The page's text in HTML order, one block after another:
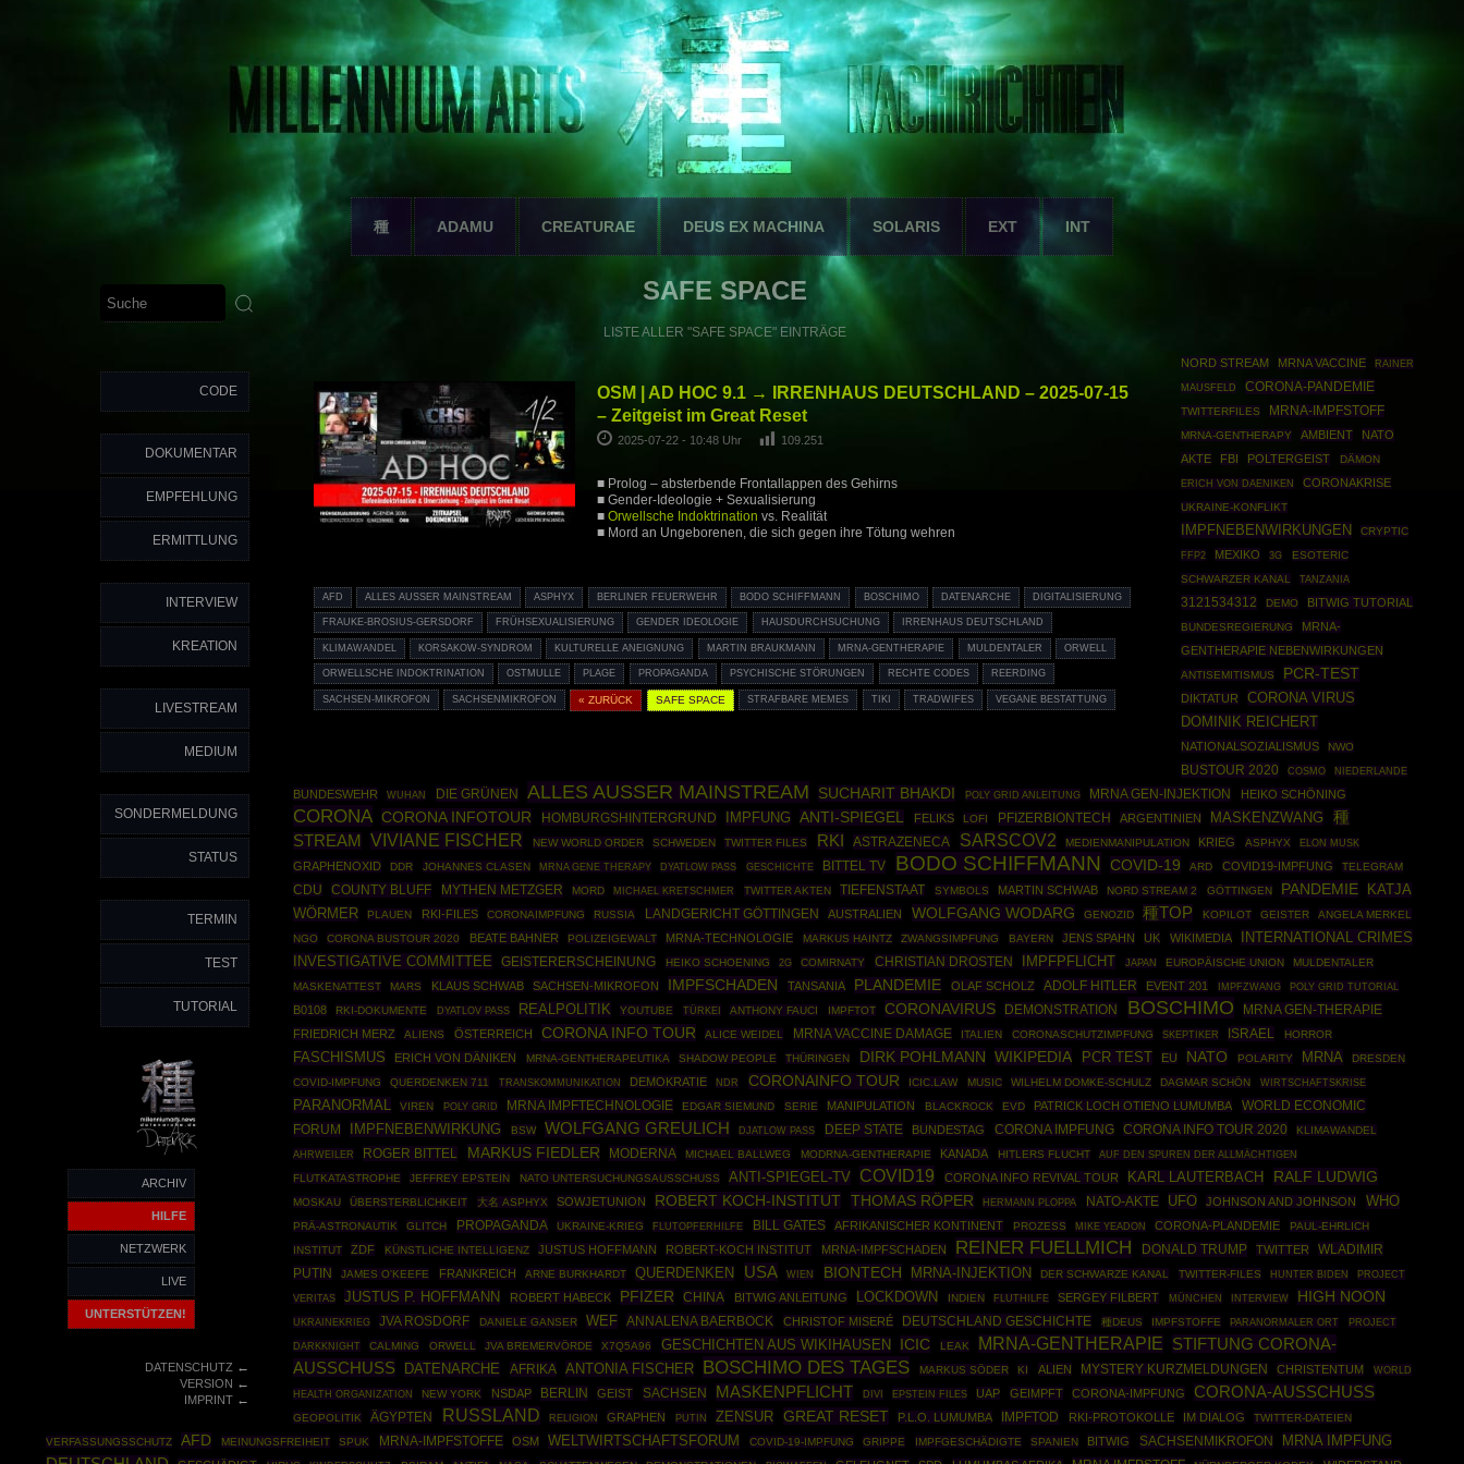
種 ADAMU CREATURAE DEUS EX MACHINA SOLARIS EXT INT
CODE
DOKUMENTAR
EMPFEHLUNG
ERMITTLUNG
INTERVIEW
KREATION
LIVESTREAM
MEDIUM
SONDERMELDUNG
STATUS
TERMIN
TEST
TUTORIAL
ARCHIV
HILFE
NETZWERK
LIVE
UNTERSTÜTZEN!
DATENSCHUTZ←
VERSION ←
IMPRINT←
SAFE SPACE
LISTE ALLER "SAFE SPACE" EINTRÄGE
OSM | AD HOC 9.1 → IRRENHAUS DEUTSCHLAND – 2025-07-15
– Zeitgeist im Great Reset
2025-07-22 - 10:48 Uhr 109.251
■ Prolog – absterbende Frontallappen des Gehirns
■ Gender-Ideologie + Sexualisierung
■ Orwellsche Indoktrination vs. Realität
■ Mord an Ungeborenen, die sich gegen ihre Tötung wehren
AFD ALLES AUSSER MAINSTREAM ASPHYX BERLINER FEUERWEHR BODO SCHIFFMANN BOSCHIMO DATENARCHE DIGITALISIERUNG
FRAUKE-BROSIUS-GERSDORF FRÜHSEXUALISIERUNG GENDER IDEOLOGIE HAUSDURCHSUCHUNG IRRENHAUS DEUTSCHLAND
KLIMAWANDEL KORSAKOW-SYNDROM KULTURELLE ANEIGNUNG MARTIN BRAUKMANN MRNA-GENTHERAPIE MULDENTALER ORWELL
ORWELLSCHE INDOKTRINATION OSTMULLE PLAGE PROPAGANDA PSYCHISCHE STÖRUNGEN RECHTE CODES REERDING
SACHSEN-MIKROFON SACHSENMIKROFON « ZURÜCK SAFE SPACE STRAFBARE MEMES TIKI TRADWIFES VEGANE BESTATTUNG
NORD STREAM MRNA VACCINE
RAINER
MAUSFELD
CORONA-PANDEMIE
TWITTERFILES MRNA-IMPFSTOFF
MRNA-GENTHERAPY AMBIENT
NATO
AKTE
FBI POLTERGEIST DÄMON
ERICH VON DAENIKEN CORONAKRISE
UKRAINE-KONFLIKT
IMPFNEBENWIRKUNGEN
CRYPTIC
FFP2
MEXIKO 3G
ESOTERIC
SCHWARZER KANAL
TANZANIA
3121534312 DEMO BITWIG TUTORIAL
BUNDESREGIERUNG
MRNA-
GENTHERAPIE NEBENWIRKUNGEN
ANTISEMITISMUS PCR-TEST
DIKTATUR
CORONA VIRUS
DOMINIK REICHERT
NATIONALSOZIALISMUS NWO
BUSTOUR 2020 COSMO NIEDERLANDE
BUNDESWEHR WUHAN DIE GRÜNEN ALLES AUSSER MAINSTREAM SUCHARIT BHAKDI POLY GRID ANLEITUNG MRNA GEN-INJEKTION HEIKO SCHÖNING
CORONA CORONA INFOTOUR HOMBURGSHINTERGRUND IMPFUNG ANTI-SPIEGEL FELIKS LOFI PFIZERBIONTECH ARGENTINIEN MASKENZWANG
種
STREAM
VIVIANE FISCHER NEW WORLD ORDER SCHWEDEN TWITTER FILES RKI ASTRAZENECA SARSCOV2 MEDIENMANIPULATION KRIEG ASPHYX ELON MUSK
GRAPHENOXID DDR JOHANNES CLASEN MRNA GENE THERAPY DYATLOW PASS GESCHICHTE BITTEL TV BODO SCHIFFMANN COVID-19 ARD COVID19-IMPFUNG TELEGRAM
CDU COUNTY BLUFF MYTHEN METZGER MORD MICHAEL KRETSCHMER TWITTER AKTEN TIEFENSTAAT SYMBOLS MARTIN SCHWAB NORD STREAM 2 GÖTTINGEN PANDEMIE
KATJA
WÖRMER
PLAUEN RKI-FILES CORONAIMPFUNG RUSSIA LANDGERICHT GÖTTINGEN AUSTRALIEN WOLFGANG WODARG GENOZID 種TOP KOPILOT GEISTER
ANGELA MERKEL
NGO
CORONA BUSTOUR 2020 BEATE BAHNER POLIZEIGEWALT MRNA-TECHNOLOGIE MARKUS HAINTZ ZWANGSIMPFUNG BAYERN JENS SPAHN UK WIKIMEDIA
INTERNATIONAL CRIMES
INVESTIGATIVE COMMITTEE
GEISTERERSCHEINUNG HEIKO SCHOENING 2G COMIRNATY CHRISTIAN DROSTEN IMPFPFLICHT JAPAN EUROPÄISCHE UNION
MULDENTALER
MASKENATTEST
MARS KLAUS SCHWAB SACHSEN-MIKROFON IMPFSCHADEN TANSANIA PLANDEMIE OLAF SCHOLZ ADOLF HITLER EVENT 201 IMPFZWANG POLY GRID TUTORIAL
B0108 RKI-DOKUMENTE DYATLOV PASS REALPOLITIK YOUTUBE TÜRKEI ANTHONY FAUCI IMPFTOT CORONAVIRUS DEMONSTRATION BOSCHIMO MRNA GEN-THERAPIE
FRIEDRICH MERZ ALIENS ÖSTERREICH CORONA INFO TOUR ALICE WEIDEL MRNA VACCINE DAMAGE ITALIEN CORONASCHUTZIMPFUNG SKEPTIKER ISRAEL HORROR
FASCHISMUS ERICH VON DÄNIKEN MRNA-GENTHERAPEUTIKA SHADOW PEOPLE THÜRINGEN DIRK POHLMANN WIKIPEDIA PCR TEST EU NATO POLARITY MRNA
DRESDEN
COVID-IMPFUNG
QUERDENKEN 711 TRANSKOMMUNIKATION DEMOKRATIE NDR CORONAINFO TOUR ICIC.LAW MUSIC WILHELM DOMKE-SCHULZ DAGMAR SCHÖN WIRTSCHAFTSKRISE
PARANORMAL VIREN POLY GRID MRNA IMPFTECHNOLOGIE EDGAR SIEMUND SERIE MANIPULATION BLACKROCK EVD PATRICK LOCH OTIENO LUMUMBA
WORLD ECONOMIC
FORUM
IMPFNEBENWIRKUNG BSW WOLFGANG GREULICH DJATLOW PASS DEEP STATE BUNDESTAG CORONA IMPFUNG CORONA INFO TOUR 2020
KLIMAWANDEL
AHRWEILER
ROGER BITTEL MARKUS FIEDLER MODERNA MICHAEL BALLWEG MODRNA-GENTHERAPIE KANADA HITLERS FLUCHT AUF DEN SPUREN DER ALLMÄCHTIGEN
FLUTKATASTROPHE JEFFREY EPSTEIN NATO UNTERSUCHUNGSAUSSCHUSS ANTI-SPIEGEL-TV COVID19 CORONA INFO REVIVAL TOUR KARL LAUTERBACH RALF LUDWIG
MOSKAU ÜBERSTERBLICHKEIT 大名 ASPHYX SOWJETUNION ROBERT KOCH-INSTITUT THOMAS RÖPER HERMANN PLOPPA NATO-AKTE UFO JOHNSON AND JOHNSON WHO
PRÄ-ASTRONAUTIK GLITCH PROPAGANDA UKRAINE-KRIEG FLUTOPFERHILFE BILL GATES AFRIKANISCHER KONTINENT PROZESS MIKE YEADON CORONA-PLANDEMIE
PAUL-EHRLICH
INSTITUT
ZDF KÜNSTLICHE INTELLIGENZ JUSTUS HOFFMANN ROBERT-KOCH INSTITUT MRNA-IMPFSCHADEN REINER FUELLMICH DONALD TRUMP TWITTER
WLADIMIR
PUTIN
JAMES O'KEEFE FRANKREICH ARNE BURKHARDT QUERDENKEN USA WIEN BIONTECH MRNA-INJEKTION DER SCHWARZE KANAL TWITTER-FILES HUNTER BIDEN PROJECT
VERITAS JUSTUS P. HOFFMANN ROBERT HABECK PFIZER CHINA BITWIG ANLEITUNG LOCKDOWN INDIEN FLUTHILFE SERGEY FILBERT MÜNCHEN INTERVIEW HIGH NOON
UKRAINEKRIEG JVA ROSDORF DANIELE GANSER WEF ANNALENA BAERBOCK CHRISTOF MISERÉ DEUTSCHLAND GESCHICHTE 種DEUS IMPFSTOFFE PARANORMALER ORT
PROJECT
DARKKNIGHT
CALMING ORWELL JVA BREMERVÖRDE X7Q5A96 GESCHICHTEN AUS WIKIHAUSEN ICIC LEAK MRNA-GENTHERAPIE STIFTUNG CORONA-
AUSSCHUSS
DATENARCHE AFRIKA ANTONIA FISCHER BOSCHIMO DES TAGES MARKUS SÖDER KI ALIEN MYSTERY KURZMELDUNGEN CHRISTENTUM
WORLD
HEALTH ORGANIZATION
NEW YORK NSDAP BERLIN GEIST SACHSEN MASKENPFLICHT DIVI EPSTEIN FILES UAP GEIMPFT CORONA-IMPFUNG CORONA-AUSSCHUSS
GEOPOLITIK ÄGYPTEN RUSSLAND RELIGION GRAPHEN PUTIN ZENSUR GREAT RESET P.L.O. LUMUMBA IMPFTOD RKI-PROTOKOLLE IM DIALOG
TWITTER-DATEIEN
VERFASSUNGSSCHUTZ
AFD MEINUNGSFREIHEIT SPUK MRNA-IMPFSTOFFE OSM WELTWIRTSCHAFTSFORUM COVID-19-IMPFUNG GRIPPE IMPFGESCHÄDIGTE SPANIEN BITWIG SACHSENMIKROFON MRNA IMPFUNG